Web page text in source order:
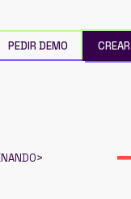
PEDIR DEMO
>